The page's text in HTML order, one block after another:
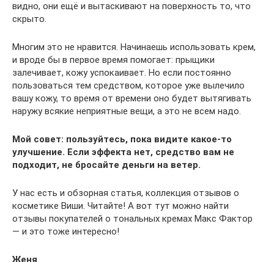
видно, они ещё и вытаскивают на поверхность то, что
скрыто.
Многим это не нравится. Начинаешь использовать крем,
и вроде бы в первое время помогает: прыщики
залечивает, кожу успокаивает. Но если постоянно
пользоваться тем средством, которое уже вылечило
вашу кожу, то время от времени оно будет вытягивать
наружу всякие неприятные вещи, а это не всем надо.
Мой совет: пользуйтесь, пока видите какое-то
улучшение. Если эффекта нет, средство вам не
подходит, не бросайте деньги на ветер.
У нас есть и обзорная статья, коллекция отзывов о
косметике Виши. Читайте! А вот тут можно найти
отзывы покупателей о тональных кремах Макс Фактор
— и это тоже интересно!
Женя